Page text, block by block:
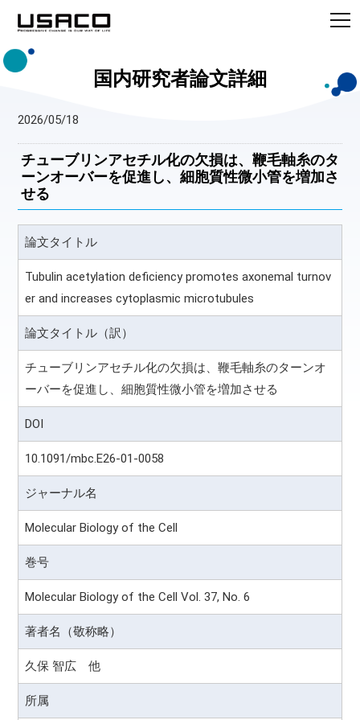
国内研究者論文詳細
2026/05/18
チューブリンアセチル化の欠損は、鞭毛軸糸のタ
ーンオーバーを促進し、細胞質性微小管を増加さ
せる
論文タイトル
Tubulin acetylation deficiency promotes axonemal turnov
er and increases cytoplasmic microtubules
論文タイトル（訳）
チューブリンアセチル化の欠損は、鞭毛軸糸のターンオ
ーバーを促進し、細胞質性微小管を増加させる
DOI
10.1091/mbc.E26-01-0058
ジャーナル名
Molecular Biology of the Cell
巻号
Molecular Biology of the Cell Vol. 37, No. 6
著者名（敬称略）
久保 智広 他
所属